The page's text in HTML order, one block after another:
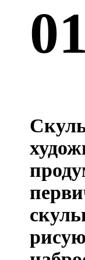
01